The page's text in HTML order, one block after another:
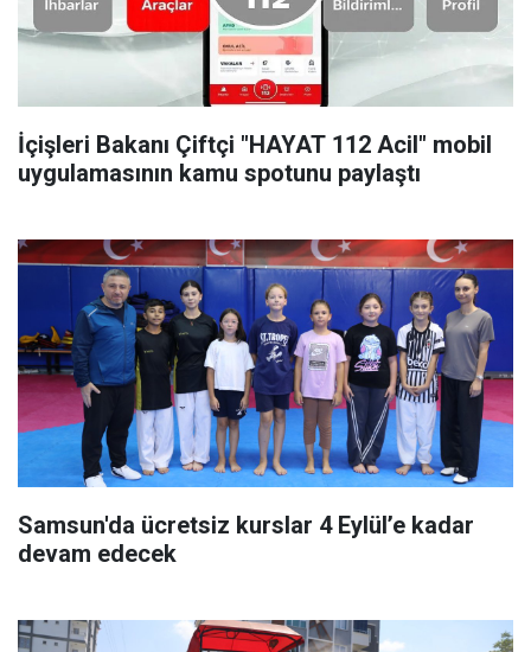
İçişleri Bakanı Çiftçi "HAYAT 112 Acil" mobil
uygulamasının kamu spotunu paylaştı
Samsun'da ücretsiz kurslar 4 Eylül’e kadar
devam edecek